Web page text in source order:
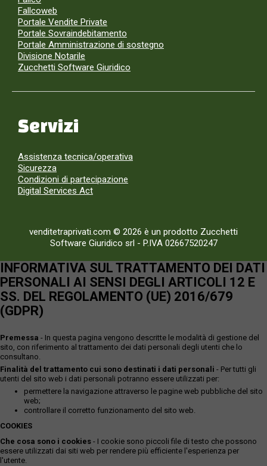
Fallcoweb
Portale Vendite Private
Portale Sovraindebitamento
Portale Amministrazione di sostegno
Divisione Notarile
Zucchetti Software Giuridico
Servizi
Assistenza tecnica/operativa
Sicurezza
Condizioni di partecipazione
Digital Services Act
venditetraprivati.com © 2026 è un prodotto Zucchetti
Software Giuridico srl - P.IVA 02667520247
INFORMATIVA SUL TRATTAMENTO DEI DATI
PERSONALI AI SENSI DEGLI ARTICOLI 12 E
SS. DEL REGOLAMENTO (UE) 2016/679
(GDPR)
Premessa - In questa pagina vengono descritte le modalità di gestione del
sito, con riferimento al trattamento dei dati personali degli utenti che lo
consultano.
Finalità del trattamento cui sono destinati i dati personali - Per tutti gli
utenti del sito web i dati personali potranno essere utilizzati per:
permettere la navigazione attraverso le pagine web pubbliche del sito
web;
controllare il corretto funzionamento del sito web.
COOKIES
Che cosa sono i cookies - I cookie sono piccoli file di testo che possono
essere utilizzati dai siti web per rendere più efficiente l'esperienza per
l'utente.